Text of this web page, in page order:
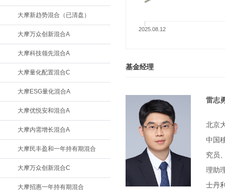
大摩新趋势混合（已清盘）
大摩万众创新混合A
大摩科技领先混合A
大摩量化配置混合C
大摩ESG量化混合A
大摩优悦安和混合A
大摩内需增长混合A
大摩民丰盈和一年持有期混合
大摩万众创新混合C
大摩招惠一年持有期混合
2025.08.12
基金经理
雷志
北京
中国
究员
理助
士丹